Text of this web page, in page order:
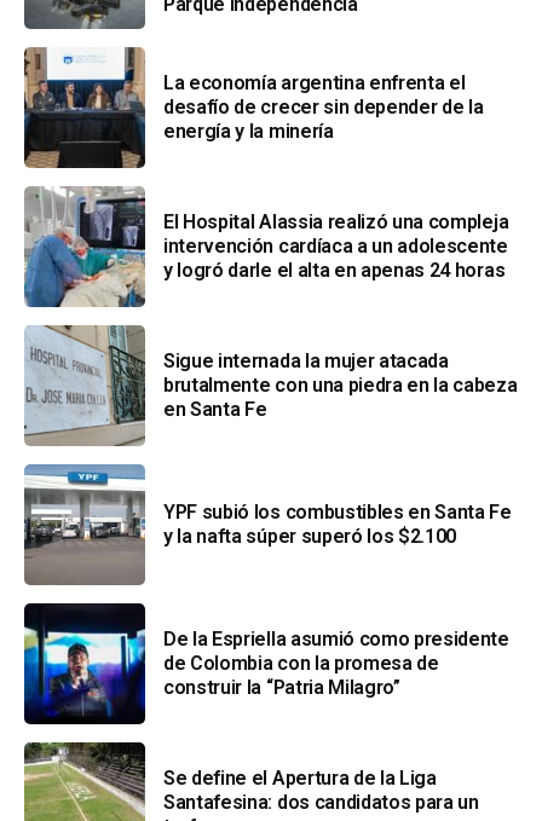
La economía argentina enfrenta el
desafío de crecer sin depender de la
energía y la minería
El Hospital Alassia realizó una compleja
intervención cardíaca a un adolescente
y logró darle el alta en apenas 24 horas
Sigue internada la mujer atacada
brutalmente con una piedra en la cabeza
en Santa Fe
YPF subió los combustibles en Santa Fe
y la nafta súper superó los $2.100
De la Espriella asumió como presidente
de Colombia con la promesa de
construir la “Patria Milagro”
Se define el Apertura de la Liga
Santafesina: dos candidatos para un